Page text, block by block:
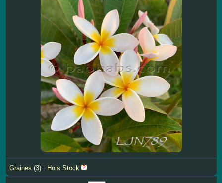
Graines (3) : Hors Stock